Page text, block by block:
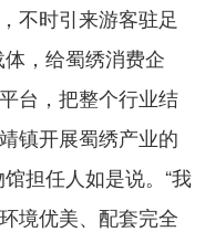
不时引来游客驻足
，给蜀绣消费企
台，把整个行业结
镇开展蜀绣产业的
担任人如是说。“我
境优美、配套完全